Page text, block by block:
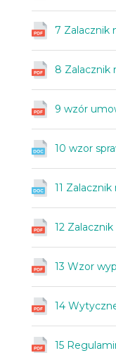
7 Zalacznik
8 Zalacznik
9 wzór
10 wzor
11
12
13 Wzor
14
15